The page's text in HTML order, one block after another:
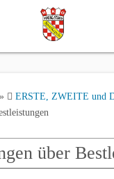
» ERSTE, ZWEITE und
über